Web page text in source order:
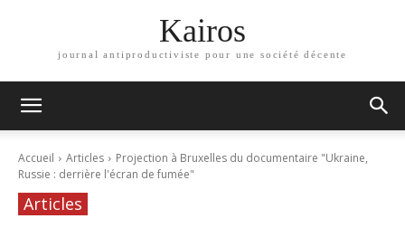
Kairos
journal antiproductiviste pour une société décente
Accueil Articles
Projection à Bruxelles du documentaire "Ukraine,
Russie : derrière l'écran de fumée"
Articles